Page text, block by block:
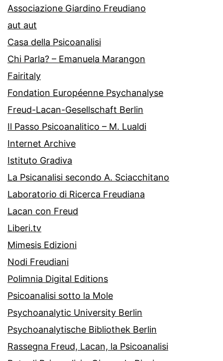
Associazione Giardino Freudiano
aut aut
Casa della Psicoanalisi
Chi Parla? – Emanuela Marangon
Fairitaly
Fondation Européenne Psychanalyse
Freud-Lacan-Gesellschaft Berlin
Il Passo Psicoanalitico – M. Lualdi
Internet Archive
Istituto Gradiva
La Psicanalisi secondo A. Sciacchitano
Laboratorio di Ricerca Freudiana
Lacan con Freud
Liberi.tv
Mimesis Edizioni
Nodi Freudiani
Polimnia Digital Editions
Psicoanalisi sotto la Mole
Psychoanalytic University Berlin
Psychoanalytische Bibliothek Berlin
Rassegna Freud, Lacan, la Psicoanalisi